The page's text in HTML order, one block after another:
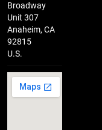
Broadway
Unit 307
Anaheim, CA
92815
U.S.